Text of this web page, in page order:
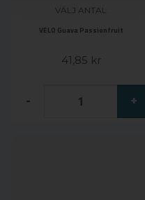
VÄLJ ANTAL
VELO Guava Passionfruit
41,85 kr
- +